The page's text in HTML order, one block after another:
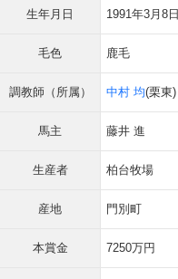
生年月日 1991年3月8日
毛色 鹿毛
調教師（所属） 中村 均(栗東)
馬主 藤井 進
生産者 柏台牧場
産地 門別町
本賞金 7250万円